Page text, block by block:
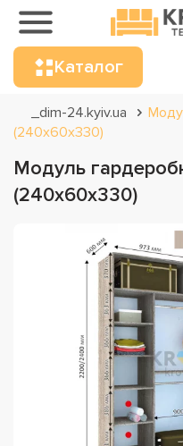
Каталог
_dim-24.kyiv.ua
(240х60х330)
Модуль
(240х60х330)